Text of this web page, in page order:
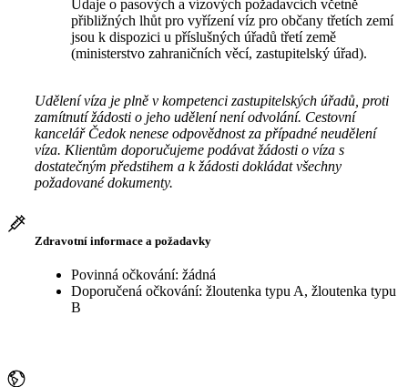
Údaje o pasových a vízových požadavcích včetně
přibližných lhůt pro vyřízení víz pro občany třetích zemí
jsou k dispozici u příslušných úřadů třetí země
(ministerstvo zahraničních věcí, zastupitelský úřad).
Udělení víza je plně v kompetenci zastupitelských úřadů, proti
zamítnutí žádosti o jeho udělení není odvolání. Cestovní
kancelář Čedok nenese odpovědnost za případné neudělení
víza. Klientům doporučujeme podávat žádosti o víza s
dostatečným předstihem a k žádosti dokládat všechny
požadované dokumenty.
Zdravotní informace a požadavky
Povinná očkování: žádná
Doporučená očkování: žloutenka typu A, žloutenka typu
B